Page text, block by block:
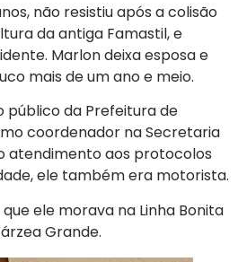
não resistiu após a colisão
da antiga Famastil, e
Marlon deixa esposa e
mais de um ano e meio.
público da Prefeitura de
coordenador na Secretaria
atendimento aos protocolos
ele também era motorista.
ele morava na Linha Bonita
Grande.